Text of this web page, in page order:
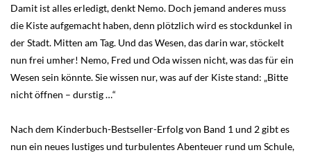
Damit ist alles erledigt, denkt Nemo. Doch jemand anderes muss
die Kiste aufgemacht haben, denn plötzlich wird es stockdunkel in
der Stadt. Mitten am Tag. Und das Wesen, das darin war, stöckelt
nun frei umher! Nemo, Fred und Oda wissen nicht, was das für ein
Wesen sein könnte. Sie wissen nur, was auf der Kiste stand: „Bitte
nicht öffnen – durstig …“
Nach dem Kinderbuch-Bestseller-Erfolg von Band 1 und 2 gibt es
nun ein neues lustiges und turbulentes Abenteuer rund um Schule,